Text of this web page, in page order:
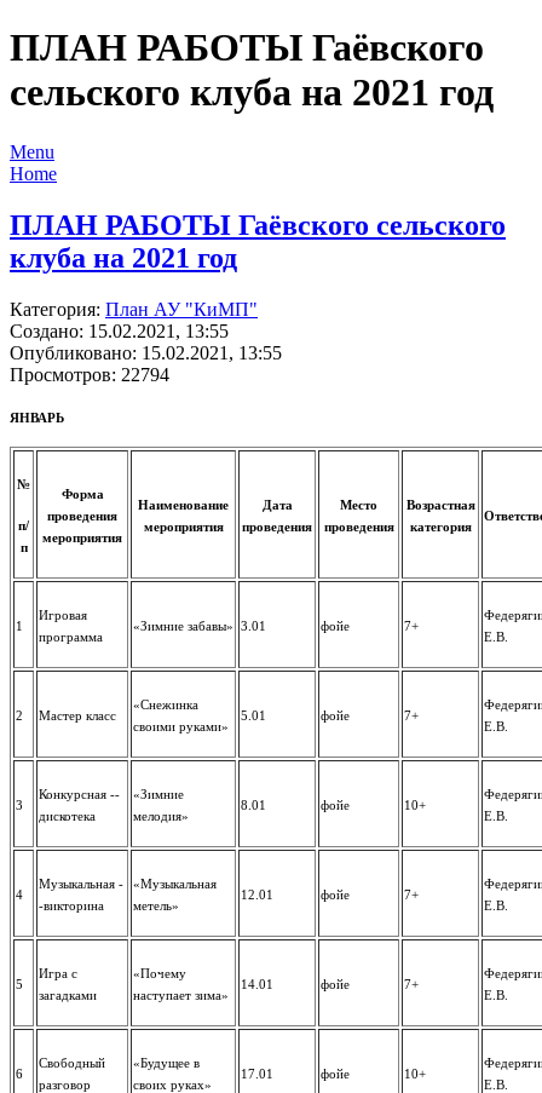
ПЛАН РАБОТЫ Гаёвского
сельского клуба на 2021 год
Menu
Home
ПЛАН РАБОТЫ Гаёвского сельского
клуба на 2021 год
Категория: План АУ "КиМП"
Создано: 15.02.2021, 13:55
Опубликовано: 15.02.2021, 13:55
Просмотров: 22794
ЯНВАРЬ
№
п/
п
Форма
проведения
мероприятия
Наименование
мероприятия
Дата
проведения
Место
проведения
Возрастная
категория
1
Игровая
программа
«Зимние забавы» 3.01 фойе 7+
Е.В.
2 Мастер класс
«Снежинка
своими руками»
5.01 фойе 7+
Е.В.
3
Конкурсная --
дискотека
«Зимние
мелодия»
8.01 фойе 10+
Е.В.
4
Музыкальная -
-викторина
«Музыкальная
метель»
12.01 фойе 7+
Е.В.
5
Игра с
загадками
«Почему
наступает зима»
14.01 фойе 7+
Е.В.
6
Свободный
разговор
«Будущее в
своих руках»
17.01 фойе 10+
Е.В.